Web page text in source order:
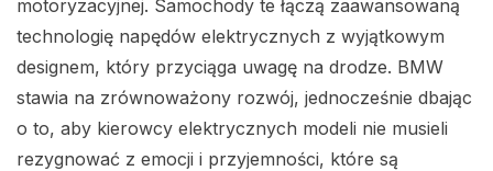
motoryzacyjnej. Samochody te łączą zaawansowaną
technologię napędów elektrycznych z wyjątkowym
designem, który przyciąga uwagę na drodze. BMW
stawia na zrównoważony rozwój, jednocześnie dbając
o to, aby kierowcy elektrycznych modeli nie musieli
rezygnować z emocji i przyjemności, które są